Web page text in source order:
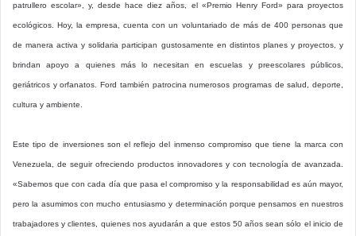
patrullero escolar», y, desde hace diez años, el «Premio Henry Ford» para proyectos
ecológicos. Hoy, la empresa, cuenta con un voluntariado de más de 400 personas que
de manera activa y solidaria participan gustosamente en distintos planes y proyectos, y
brindan apoyo a quienes más lo necesitan en escuelas y preescolares públicos,
geriátricos y orfanatos. Ford también patrocina numerosos programas de salud, deporte,
cultura y ambiente.
Este tipo de inversiones son el reflejo del inmenso compromiso que tiene la marca con
Venezuela, de seguir ofreciendo productos innovadores y con tecnología de avanzada.
«Sabemos que con cada día que pasa el compromiso y la responsabilidad es aún mayor,
pero la asumimos con mucho entusiasmo y determinación porque pensamos en nuestros
trabajadores y clientes, quienes nos ayudarán a que estos 50 años sean sólo el inicio de